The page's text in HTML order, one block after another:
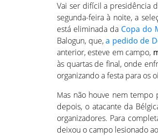
Vai ser difícil a presidência
segunda-feira à noite, a
está eliminada da Copa do
Balogun, que,a pedido de
anterior, esteve em campo,
às quartas de final, onde
organizando a festa para os
Mas não houve nem tempo
depois, o atacante da
organizadores. Para
deixou o campo lesionado